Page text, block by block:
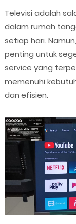
Televisi adalah
dalam rumah
setiap hari.
penting untuk
service yang
memenuhi
dan efisien.